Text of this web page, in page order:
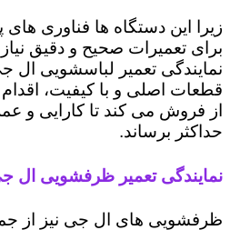
زیرا این دستگاه ها فناوری های
برای تعمیرات صحیح و دقیق
نمایندگی تعمیر لباسشویی ال
قطعات اصلی و با کیفیت،
از فروش می کند تا کارایی و
حداکثر برساند.
نمایندگی تعمیر ظرفشویی ال
ظرفشویی های ال جی نیز از